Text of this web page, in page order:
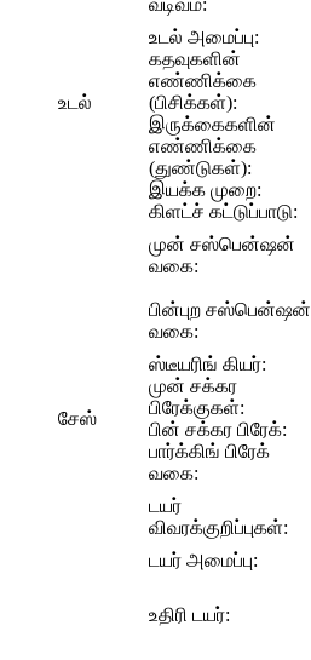
வடிவம்:
உடல்
உடல் அமைப்பு:
கதவுகளின்
எண்ணிக்கை
(பிசிக்கள்):
இருக்கைகளின்
எண்ணிக்கை
(துண்டுகள்):
சேஸ்
இயக்க முறை:
கிளட்ச் கட்டுப்பாடு:
முன் சஸ்பென்ஷன்
வகை:
பின்புற சஸ்பென்ஷன்
வகை:
ஸ்டீயரிங் கியர்:
முன் சக்கர
பிரேக்குகள்:
பின் சக்கர பிரேக்:
பார்க்கிங் பிரேக்
வகை:
டயர்
விவரக்குறிப்புகள்:
டயர் அமைப்பு:
உதிரி டயர்: